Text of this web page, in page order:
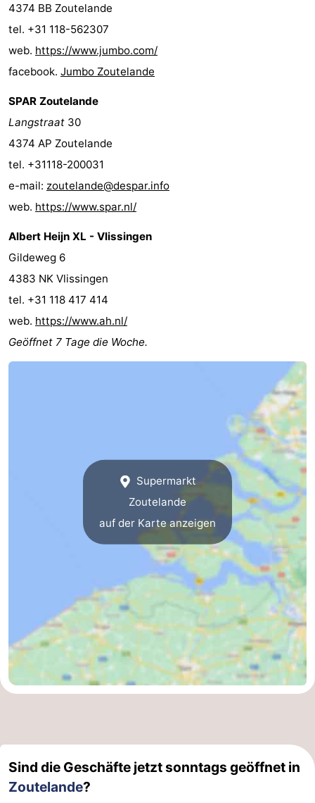
4374 BB Zoutelande
tel. +31 118-562307
web. https://www.jumbo.com/
facebook. Jumbo Zoutelande
SPAR Zoutelande
Langstraat 30
4374 AP Zoutelande
tel. +31118-200031
e-mail: zoutelande@despar.info
web. https://www.spar.nl/
Albert Heijn XL - Vlissingen
Gildeweg 6
4383 NK Vlissingen
tel. +31 118 417 414
web. https://www.ah.nl/
Geöffnet 7 Tage die Woche.
Supermarkt
Zoutelande
auf der Karte anzeigen
Sind die Geschäfte jetzt sonntags geöffnet in
Zoutelande?